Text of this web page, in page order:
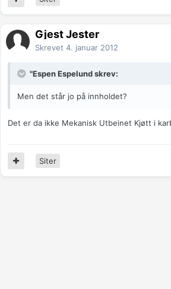
Gjest Jester
Skrevet 4. januar 2012
"Espen Espelund skrev:
Men det står jo på innholdet?
Det er da ikke Mekanisk Utbeinet Kjøtt i
Siter